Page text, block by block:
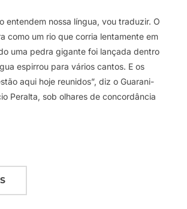
entendem nossa língua, vou traduzir. O
como um rio que corria lentamente em
uma pedra gigante foi lançada dentro
espirrou para vários cantos. E os
aqui hoje reunidos”, diz o Guarani-
Peralta, sob olhares de concordância